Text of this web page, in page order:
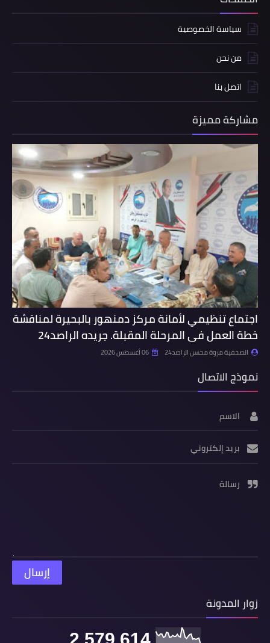
سياسة الخصوصية
من نحن
اتصل بنا
مشاركة مميزة
اجتماع تنظيمي لأمانة مركز دمنهور بالبحيرة لمناقشة
خطة العمل فى المرحلة المقبلة. جريده الراصد24
الصحفية مروة محسن الراصد24 06 أغسطس 2026
نموذج الاتصال
الاسم
بريد إلكتروني
رسالة
زوار المدونة